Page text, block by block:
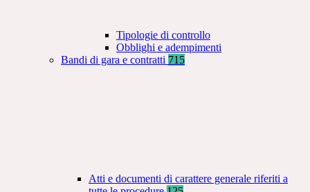
Tipologie di controllo
Obblighi e adempimenti
Bandi di gara e contratti 715
Atti e documenti di carattere generale riferiti a